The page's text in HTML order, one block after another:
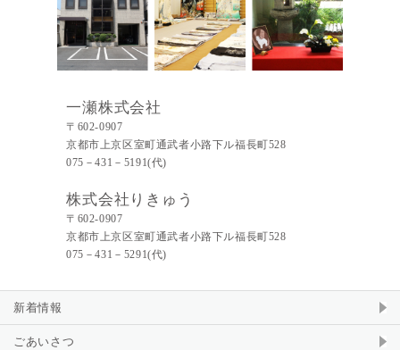
一瀬株式会社
〒602-0907
京都市上京区室町通武者小路下ル福長町528
075－431－5191(代)
株式会社りきゅう
〒602-0907
京都市上京区室町通武者小路下ル福長町528
075－431－5291(代)
新着情報
ごあいさつ